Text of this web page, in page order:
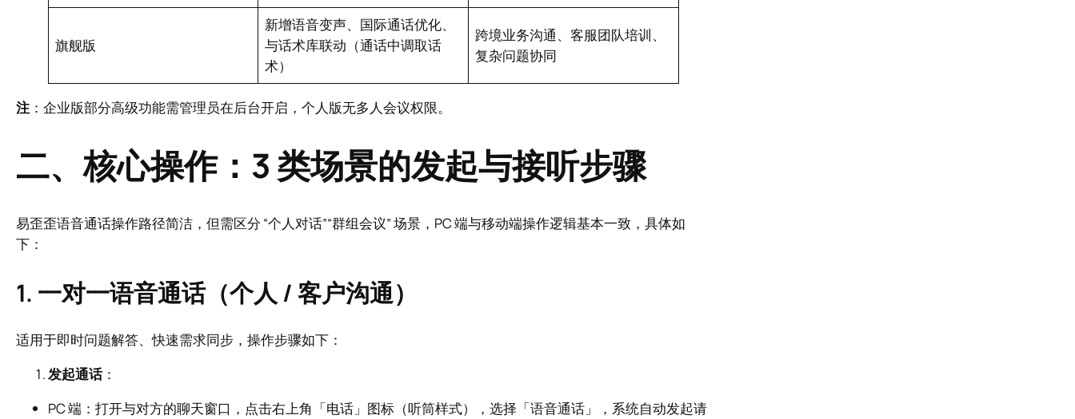
旗舰版
新增语音变声、国际通话优化、
与话术库联动（通话中调取话
术）
跨境业务沟通、客服团队培训、
复杂问题协同
注 ：企业版部分高级功能需管理员在后台开启，个人版无多人会议权限。
二、核心操作：3 类场景的发起与接听步骤
易歪歪语音通话操作路径简洁，但需区分 “个人对话”“群组会议” 场景，PC 端与移动端操作逻辑基本一致，具体如
下：
1. 一对一语音通话（个人 / 客户沟通）
适用于即时问题解答、快速需求同步，操作步骤如下：
发起通话：
PC 端：打开与对方的聊天窗口，点击右上角「电话」图标（听筒样式），选择「语音通话」，系统自动发起请